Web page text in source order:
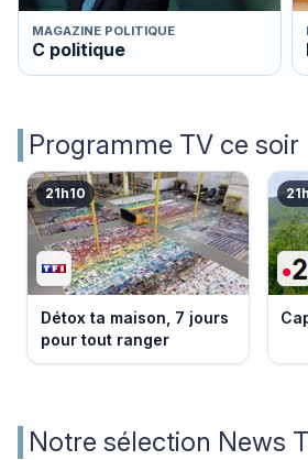
MAGAZINE POLITIQUE
C politique
Programme TV ce soir
21h10
Détox ta maison, 7 jours
pour tout ranger
Notre sélection News